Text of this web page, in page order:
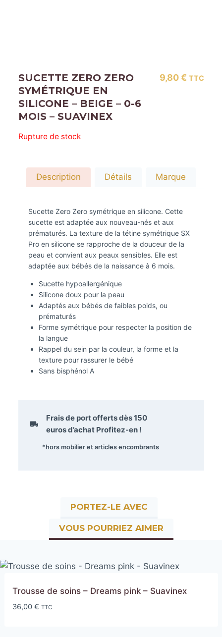
SUCETTE ZERO ZERO
SYMÉTRIQUE EN
SILICONE – BEIGE – 0-6
MOIS – SUAVINEX
9,80€ TTC
Rupture de stock
Description Détails Marque
Sucette Zero Zero symétrique en silicone. Cette
sucette est adaptée aux nouveau-nés et aux
prématurés. La texture de la tétine symétrique SX
Pro en silicone se rapproche de la douceur de la
peau et convient aux peaux sensibles. Elle est
adaptée aux bébés de la naissance à 6 mois.
Sucette hypoallergénique
Silicone doux pour la peau
Adaptés aux bébés de faibles poids, ou
prématurés
Forme symétrique pour respecter la position de
la langue
Rappel du sein par la couleur, la forme et la
texture pour rassurer le bébé
Sans bisphénol A
Frais de port offerts dès150
eurosd’achat Profitez-en !
*hors mobilier et articles encombrants
PORTEZ-LE AVEC
VOUS POURRIEZ AIMER
Trousse de soins – Dreams pink – Suavinex
36,00 € TTC